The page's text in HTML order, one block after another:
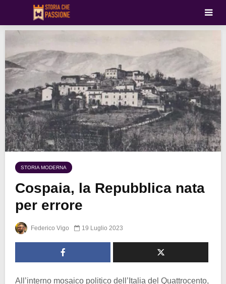
STORIA MODERNA
Cospaia, la Repubblica nata
per errore
Federico Vigo 19 Luglio 2023
All’interno mosaico politico dell’Italia del Quattrocento,